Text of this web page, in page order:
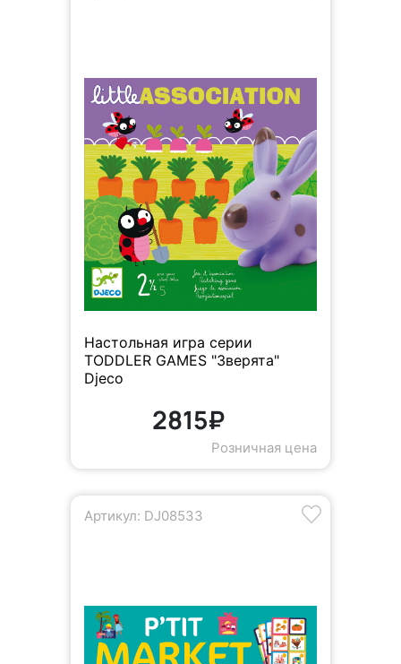
Настольная игра серии
TODDLER GAMES "Зверята"
Djeco
2815₽
Розничная цена
Артикул: DJ08533